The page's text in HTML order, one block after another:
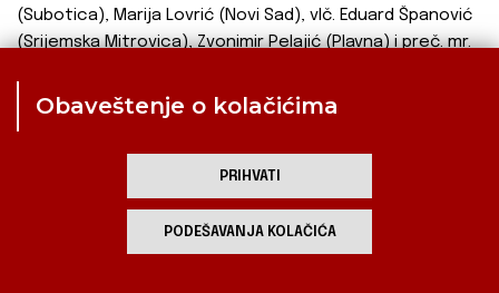
(Subotica), Marija Lovrić (Novi Sad), vlč. Eduard Španović
(Srijemska Mitrovica), Zvonimir Pelajić (Plavna) i preč. mr.
predsjednik Ivan Budinčević, te Josipa Vojnić Tunić i
Ljiljana Dulić, svi iz Subotice. Na poziv HNV-a kao osnivača,
prva, konstitutivna sjednica Upravnog odbora Zavoda
održana je 21. svibnja 2008.
Na prvoj sjednici Upravnog odbora razmatran je i usvojen
Obaveštenje o kolačićima
PRIHVATI
PODEŠAVANJA KOLAČIĆA